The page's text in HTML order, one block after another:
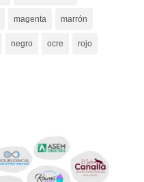
magenta marrón
negro ocre rojo